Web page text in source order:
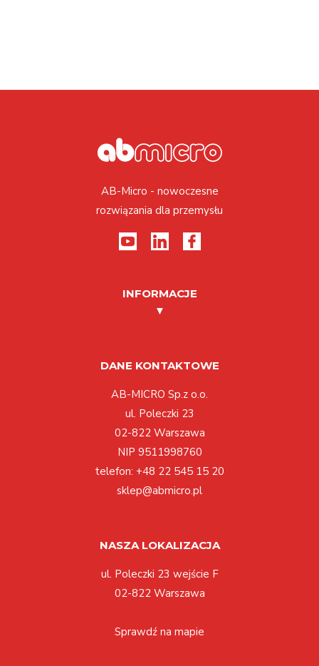
AB-Micro - nowoczesne
rozwiązania dla przemysłu
INFORMACJE
DANE KONTAKTOWE
AB-MICRO Sp.z o.o.
ul. Poleczki 23
02-822 Warszawa
NIP 9511998760
telefon: +48 22 545 15 20
sklep@abmicro.pl
NASZA LOKALIZACJA
ul. Poleczki 23 wejście F
02-822 Warszawa
Sprawdź na mapie